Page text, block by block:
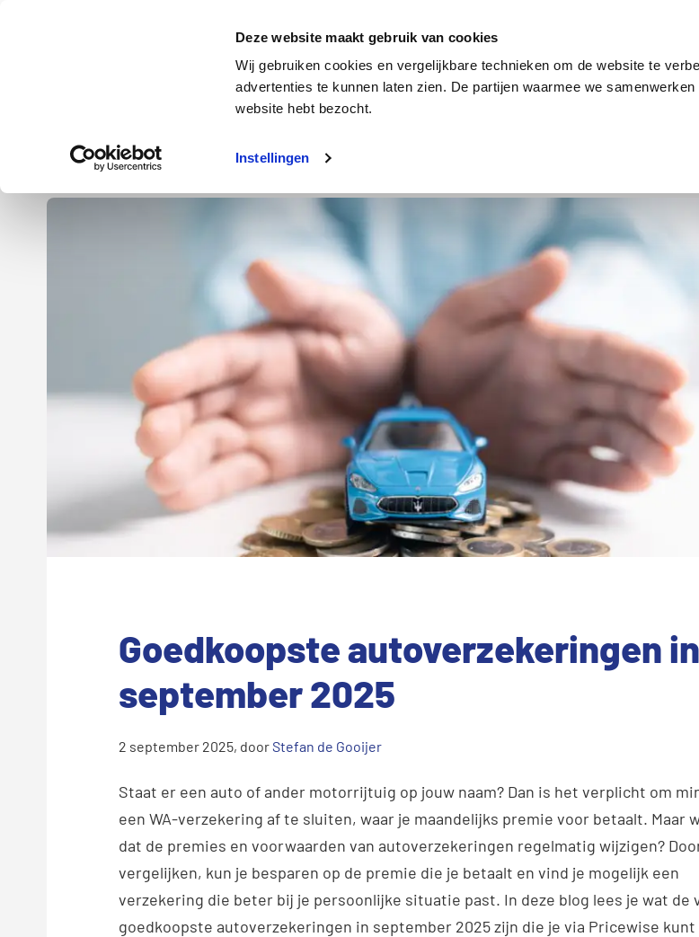
Deze website maakt gebruik van cookies
Wij gebruiken cookies en vergelijkbare technieken om de website te
advertenties te kunnen laten zien. De partijen waarmee we
website hebt bezocht.
Instellingen
Energie Verzekeringen Internet en tv
Energie Autoverzekering
Goedkoopste autoverzekeringen in
september 2025
2 september 2025, doorStefan de Gooijer
Staat er een auto of ander motorrijtuig op jouw naam? Dan is het verplicht om
een WA-verzekering af te sluiten, waar je maandelijks premie voor betaalt. Maar
dat de premies en voorwaarden van autoverzekeringen regelmatig wijzigen?
vergelijken, kun je besparen op de premie die je betaalt en vind je mogelijk een
verzekering die beter bij je persoonlijke situatie past. In deze blog lees je wat de
goedkoopste autoverzekeringen in september 2025 zijn die je via Pricewise kunt